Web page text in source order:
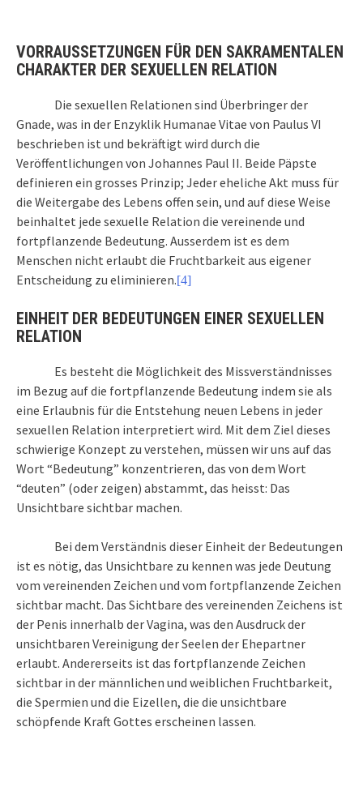
VORRAUSSETZUNGEN FÜR DEN SAKRAMENTALEN
CHARAKTER DER SEXUELLEN RELATION
Die sexuellen Relationen sind Überbringer der
Gnade, was in der Enzyklik Humanae Vitae von Paulus VI
beschrieben ist und bekräftigt wird durch die
Veröffentlichungen von Johannes Paul II. Beide Päpste
definieren ein grosses Prinzip; Jeder eheliche Akt muss für
die Weitergabe des Lebens offen sein, und auf diese Weise
beinhaltet jede sexuelle Relation die vereinende und
fortpflanzende Bedeutung. Ausserdem ist es dem
Menschen nicht erlaubt die Fruchtbarkeit aus eigener
Entscheidung zu eliminieren.[4]
EINHEIT DER BEDEUTUNGEN EINER SEXUELLEN
RELATION
Es besteht die Möglichkeit des Missverständnisses
im Bezug auf die fortpflanzende Bedeutung indem sie als
eine Erlaubnis für die Entstehung neuen Lebens in jeder
sexuellen Relation interpretiert wird. Mit dem Ziel dieses
schwierige Konzept zu verstehen, müssen wir uns auf das
Wort “Bedeutung” konzentrieren, das von dem Wort
“deuten” (oder zeigen) abstammt, das heisst: Das
Unsichtbare sichtbar machen.
Bei dem Verständnis dieser Einheit der Bedeutungen
ist es nötig, das Unsichtbare zu kennen was jede Deutung
vom vereinenden Zeichen und vom fortpflanzende Zeichen
sichtbar macht. Das Sichtbare des vereinenden Zeichens ist
der Penis innerhalb der Vagina, was den Ausdruck der
unsichtbaren Vereinigung der Seelen der Ehepartner
erlaubt. Andererseits ist das fortpflanzende Zeichen
sichtbar in der männlichen und weiblichen Fruchtbarkeit,
die Spermien und die Eizellen, die die unsichtbare
schöpfende Kraft Gottes erscheinen lassen.